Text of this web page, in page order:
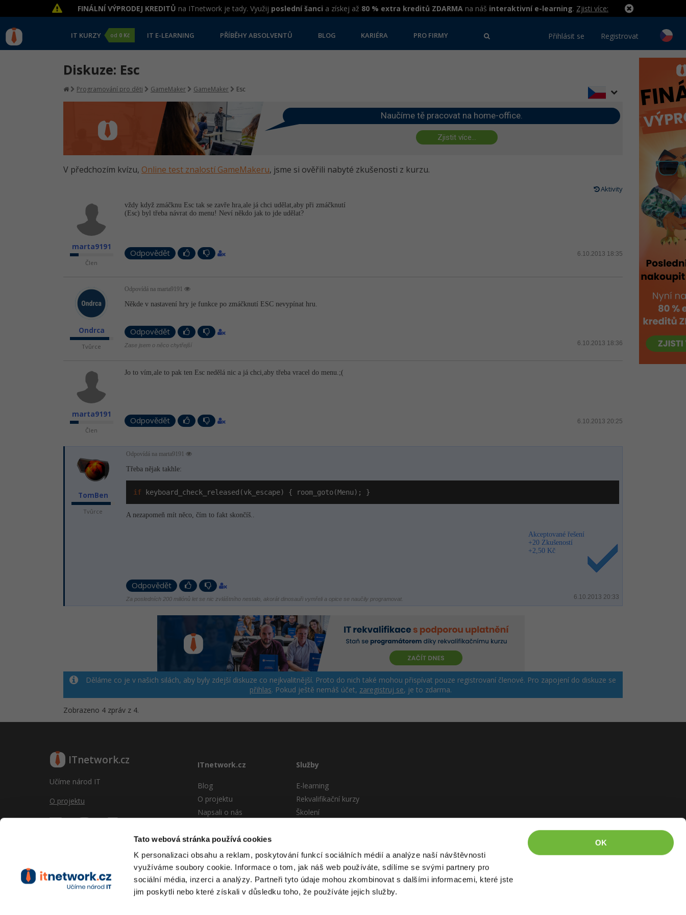
Tato webová stránka používá cookies
K personalizaci obsahu a reklam, poskytování funkcí sociálních médií a analýze naší návštěvnosti
využíváme soubory cookie. Informace o tom, jak náš web používáte, sdílíme se svými partnery pro
sociální média, inzerci a analýzy. Partneři tyto údaje mohou zkombinovat s dalšími informacemi, které jste
jim poskytli nebo které získali v důsledku toho, že používáte jejich služby.
OK
FINÁLNÍ VÝPRODEJ KREDITŮ na ITnetwork je tady. Využij poslední šanci a získej až 80 % extra kreditů ZDARMA na náš interaktivní e-learning. Zjisti více:
IT KURZY od 0 Kč IT E-LEARNING PŘÍBĚHY ABSOLVENTŮ BLOG KARIÉRA PRO FIRMY Přihlásit se Registrovat
Diskuze: Esc
Programování pro děti GameMaker GameMaker Esc
Naučíme tě pracovat na home-office.
Zjistit více...
V předchozím kvízu, Online test znalostí GameMakeru, jsme si ověřili nabyté zkušenosti z kurzu.
Aktivity
marta9191
Člen
vždy když zmáčknu Esc tak se zavře hra,ale já chci udělat,aby při zmáčknutí
(Esc) byl třeba návrat do menu! Neví někdo jak to jde udělat?
Odpovědět 6.10.2013 18:35
Ondrca
Tvůrce
Odpovídá na marta9191
Někde v nastavení hry je funkce po zmáčknutí ESC nevypínat hru.
Odpovědět
6.10.2013 18:36
Zase jsem o něco chytřejší
marta9191
Člen
Jo to vím,ale to pak ten Esc nedělá nic a já chci,aby třeba vracel do menu.;(
Odpovědět 6.10.2013 20:25
TomBen
Tvůrce
Odpovídá na marta9191
Třeba nějak takhle:
if keyboard_check_released(vk_escape) { room_goto(Menu); }
A nezapomeň mít něco, čím to fakt skončíš..
Akceptované řešení
+20 Zkušeností
+2,50 Kč
Odpovědět
6.10.2013 20:33
Za posledních 200 miliónů let se nic zvláštního nestalo, akorát dinosauři vymřeli a opice se naučily programovat.
Děláme co je v našich silách, aby byly zdejší diskuze co nejkvalitnější. Proto do nich také mohou přispívat pouze registrovaní členové. Pro zapojení do diskuze se
přihlas. Pokud ještě nemáš účet, zaregistruj se, je to zdarma.
Zobrazeno 4 zpráv z 4.
ITnetwork.cz
Učíme národ IT
O projektu
ITnetwork.cz
Blog
O projektu
Napsali o nás
Vývoj systému
Provozní podmínky
RSS
Kontakt
Služby
E-learning
Rekvalifikační kurzy
Školení